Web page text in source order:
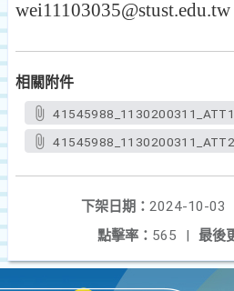
wei11103035@stust.edu.tw
相關附件
下架日期： 2024-10-03
最後
點擊率： 565 |